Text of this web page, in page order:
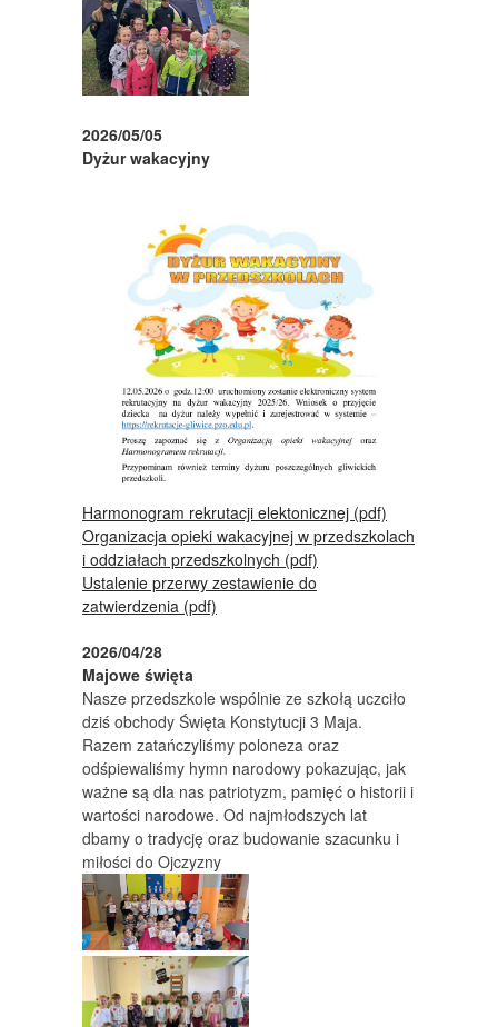
2026/05/05
Dyżur wakacyjny
Harmonogram rekrutacji elektonicznej (pdf)
Organizacja opieki wakacyjnej w przedszkolach
i oddziałach przedszkolnych (pdf)
Ustalenie przerwy zestawienie do
zatwierdzenia (pdf)
2026/04/28
Majowe święta
Nasze przedszkole wspólnie ze szkołą uczciło
dziś obchody Święta Konstytucji 3 Maja.
Razem zatańczyliśmy poloneza oraz
odśpiewaliśmy hymn narodowy pokazując, jak
ważne są dla nas patriotyzm, pamięć o historii i
wartości narodowe. Od najmłodszych lat
dbamy o tradycję oraz budowanie szacunku i
miłości do Ojczyzny